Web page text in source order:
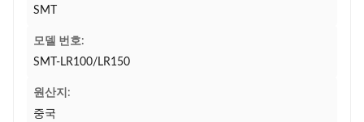
SMT
모델 번호:
SMT-LR100/LR150
원산지:
중국